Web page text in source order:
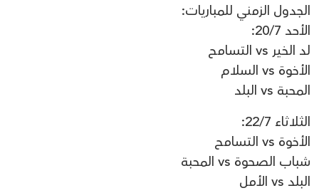
الجدول الزمني للمباريات:
الأحد 20/7:
لد الخير vs التسامح
الأخوة vs السلام
المحبة vs البلد
الثلاثاء 22/7:
الأخوة vs التسامح
شباب الصحوة vs المحبة
البلد vs الأمل